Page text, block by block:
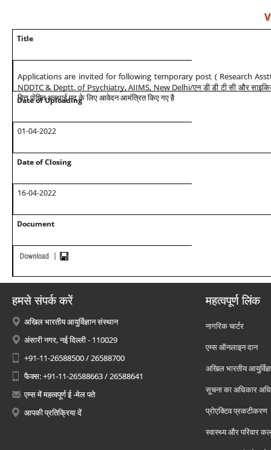
Title
Applications are invited for following temporary post ( Research
NDDTC & Deptt. of Psychiatry, AIIMS, New Delhi/एन डी डी टी सी और
वित्त पोषित अस्थाई पद के लिए आवेदन आमंत्रित किए गए है
Date of Uploading
01-04-2022
Date of Closing
16-04-2022
Document
हमसे संपर्क करें
अखिल भारतीय आयुर्विज्ञान संस्थान
अंसारी नगर, नई दिल्ली - 110029
+91-11-26588500 / 26588700
फैक्स: +91-11-26588663 / 26588641
एम्स में महत्वपूर्ण ई -मेल पते
आपकी प्रतिक्रिया दें
महत्वपूर्ण लिंक
नागरिक चार्टर
एम्स ऑनलाइन दान
अखिल भारतीय
सूचना का अधिकार
प्रोएक्टिव प्रकटीकरण
स्वास्थ्य और परिवार